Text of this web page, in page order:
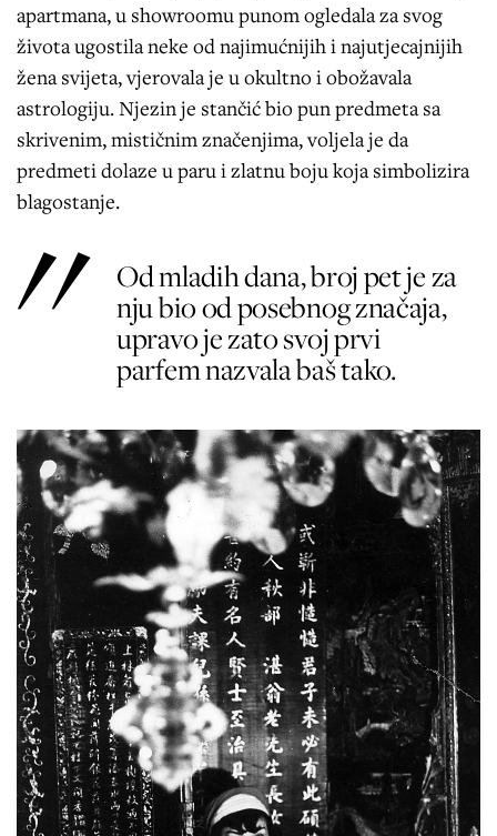
apartmana, u showroomu punom ogledala za svog
života ugostila neke od najimućnijih i najutjecajnijih
žena svijeta, vjerovala je u okultno i obožavala
astrologiju. Njezin je stančić bio pun predmeta sa
skrivenim, mističnim značenjima, voljela je da
predmeti dolaze u paru i zlatnu boju koja simbolizira
blagostanje.
Od mladih dana, broj pet je za
nju bio od posebnog značaja,
upravo je zato svoj prvi
parfem nazvala baš tako.